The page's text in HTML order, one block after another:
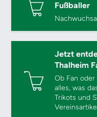
Fußballer
Jetzt
Thalheim
Ob Fan
alles, was
Trikots und